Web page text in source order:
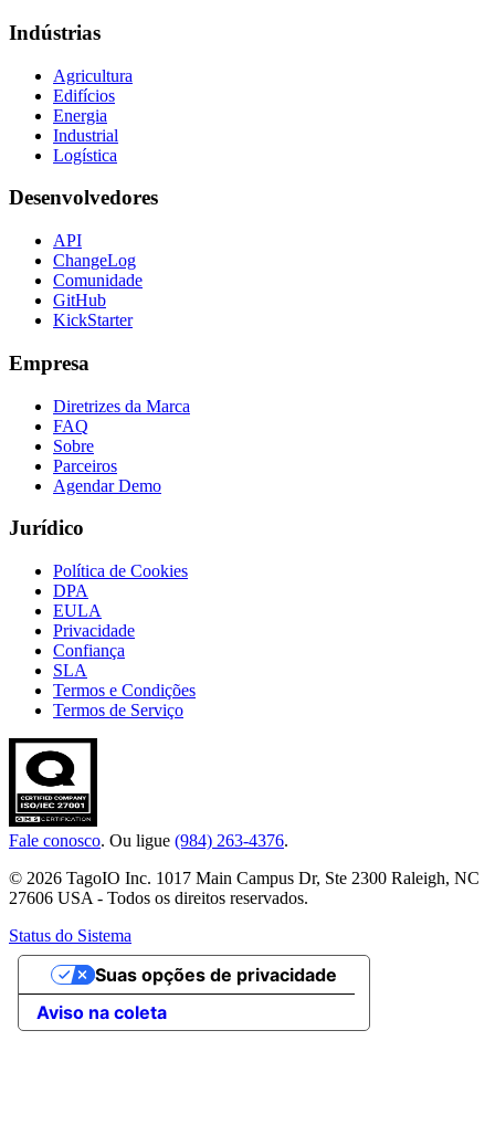
Indústrias
Agricultura
Edifícios
Energia
Industrial
Logística
Desenvolvedores
API
ChangeLog
Comunidade
GitHub
KickStarter
Empresa
Diretrizes da Marca
FAQ
Sobre
Parceiros
Agendar Demo
Jurídico
Política de Cookies
DPA
EULA
Privacidade
Confiança
SLA
Termos e Condições
Termos de Serviço
Fale conosco. Ou ligue (984) 263-4376.
© 2026 TagoIO Inc. 1017 Main Campus Dr, Ste 2300 Raleigh, NC
27606 USA - Todos os direitos reservados.
Status do Sistema
Aviso na coleta
Suas opções de privacidade